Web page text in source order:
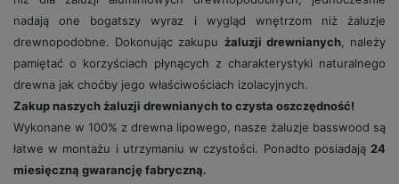
nadają one bogatszy wyraz i wygląd wnętrzom niż żaluzje
drewnopodobne. Dokonując zakupu żaluzji drewnianych, należy
pamiętać o korzyściach płynących z charakterystyki naturalnego
drewna jak choćby jego właściwościach izolacyjnych.
Zakup naszych żaluzji drewnianych to czysta oszczędność!
Wykonane w 100% z drewna lipowego, nasze żaluzje basswood są
łatwe w montażu i utrzymaniu w czystości. Ponadto posiadają 24
miesięczną gwarancję fabryczną.